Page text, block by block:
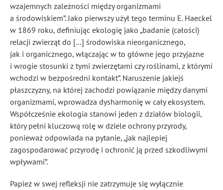
wzajemnych zależności między organizmami
a środowiskiem”. Jako pierwszy użył tego terminu E. Haeckel
w 1869 roku, definiując ekologię jako „badanie (całości)
relacji zwierząt do […] środowiska nieorganicznego,
jak i organicznego, włączając w to główne jego przyjazne
i wrogie stosunki z tymi zwierzętami czy roślinami, z którymi
wchodzi w bezpośredni kontakt”. Naruszenie jakiejś
płaszczyzny, na której zachodzi powiązanie między danymi
organizmami, wprowadza dysharmonię w cały ekosystem.
Współcześnie ekologia stanowi jeden z działów biologii,
który pełni kluczową rolę w dziele ochrony przyrody,
ponieważ odpowiada na pytanie, „jak najlepiej
zagospodarować przyrodę i ochronić ją przed szkodliwymi
wpływami”.
Papież w swej refleksji nie zatrzymuje się wyłącznie